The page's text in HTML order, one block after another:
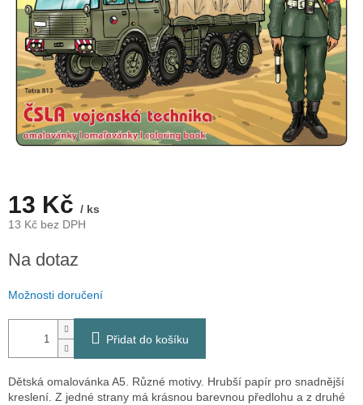
13 Kč / ks
13 Kč bez DPH
cena:
Na dotaz
Možnosti doručení
Přidat do košíku
Dětská omalovánka A5. Různé motivy. Hrubší papír pro snadnější
kreslení. Z jedné strany má krásnou barevnou předlohu a z druhé